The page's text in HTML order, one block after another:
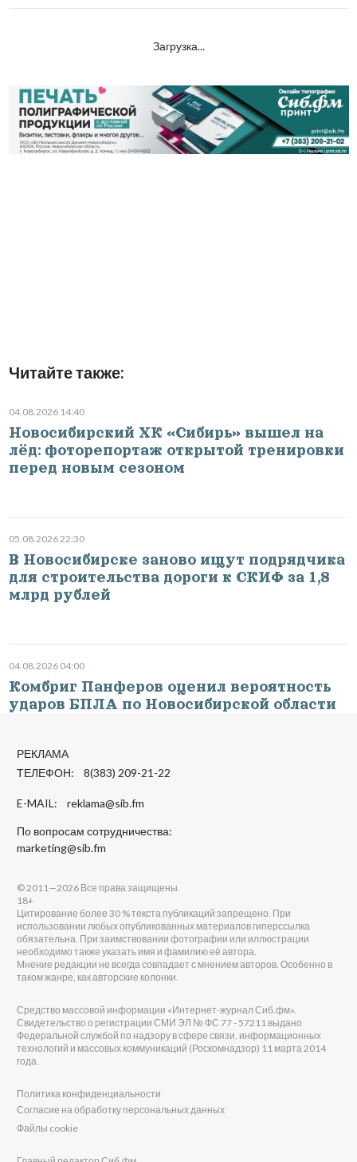
Загрузка...
Читайте также:
04.08.2026 14:40
Новосибирский ХК «Сибирь» вышел на
лёд: фоторепортаж открытой тренировки
перед новым сезоном
05.08.2026 22:30
В Новосибирске заново ищут подрядчика
для строительства дороги к СКИФ за 1,8
млрд рублей
04.08.2026 04:00
Комбриг Панферов оценил вероятность
ударов БПЛА по Новосибирской области
РЕКЛАМА
ТЕЛЕФОН: 8(383) 209-21-22
E-MAIL: reklama@sib.fm
По вопросам сотрудничества:
marketing@sib.fm
© 2011—2026 Все права защищены.
18+
Цитирование более 30 % текста публикаций запрещено. При
использовании любых опубликованных материалов гиперссылка
обязательна. При заимствовании фотографии или иллюстрации
необходимо также указать имя и фамилию её автора.
Мнение редакции не всегда совпадает с мнением авторов. Особенно в
таком жанре, как авторские колонки.
Средство массовой информации «Интернет-журнал Сиб.фм».
Свидетельство о регистрации СМИ ЭЛ № ФС 77 - 57211 выдано
Федеральной службой по надзору в сфере связи, информационных
технологий и массовых коммуникаций (Роскомнадзор) 11 марта 2014
года.
Политика конфиденциальности
Согласие на обработку персональных данных
Файлы cookie